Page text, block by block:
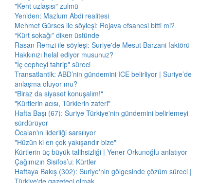
"Kent uzlaşısı" zulmü
Yeniden: Mazlum Abdi realitesi
Mehmet Gürses ile söyleşi: Rojava efsanesi bitti mi?
“Kürt sokağı” diken üstünde
Rasan Remzi ile söyleşi: Suriye'de Mesut Barzani faktörü
Hakkınızı helal ediyor musunuz?
"İç cepheyi tahrip" süreci
Transatlantik: ABD’nin gündemini ICE belirliyor | Suriye’de
anlaşma oluyor mu?
"Biraz da siyaset konuşalım!"
"Kürtlerin acısı, Türklerin zaferi"
Hafta Başı (67): Suriye Türkiye'nin gündemini belirlemeyi
sürdürüyor
Öcalan'ın liderliği sarsılıyor
"Hüzün ki en çok yakışandır bize"
Kürtlerin üç büyük talihsizliği | Yener Orkunoğlu anlatıyor
Çağımızın Sisifos’u: Kürtler
Haftaya Bakış (302): Suriye'nin gölgesinde çözüm süreci |
Türkiye'de gazeteci olmak